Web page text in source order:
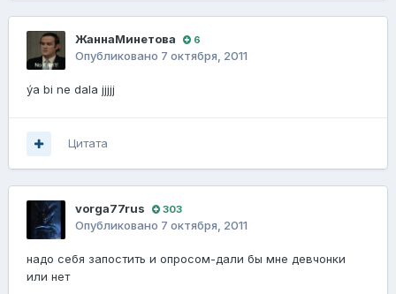
ЖаннаМинетова 6
Опубликовано 7 октября, 2011
ýa bi ne dala jjjjj
Цитата
vorga77rus 303
Опубликовано 7 октября, 2011
надо себя запостить и опросом-дали бы мне девчонки
или нет